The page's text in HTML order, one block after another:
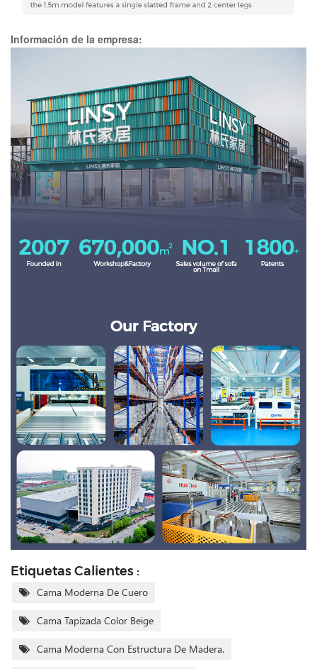
Información de la empresa:
Etiquetas Calientes :
Cama Moderna De Cuero
Cama Tapizada Color Beige
Cama Moderna Con Estructura De Madera.